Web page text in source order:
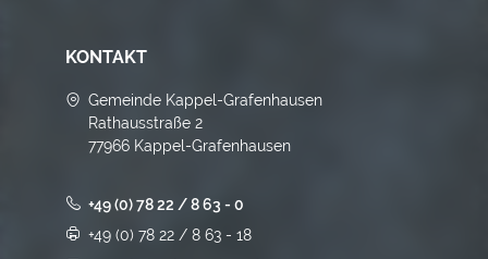
KONTAKT
Gemeinde Kappel-Grafenhausen
Rathausstraße 2
77966 Kappel-Grafenhausen
+49 (0) 78 22 / 8 63 - 0
+49 (0) 78 22 / 8 63 - 18